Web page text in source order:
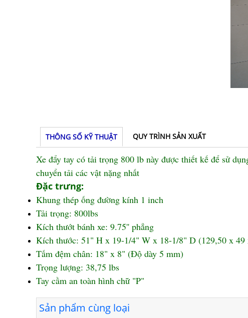
THÔNG SỐ KỸ THUẬT QUY TRÌNH SẢN XUẤT
Xe đẩy tay có tải trọng 800 lb này được thiết kế để sử
chuyển tải các vật nặng nhất
Đặc trưng:
Khung thép ống đường kính 1 inch
Tải trọng: 800lbs
Kích thướt bánh xe: 9.75'' phẳng
Kích thước: 51" H x 19-1/4" W x 18-1/8" D (129,50 x 49
Tấm đệm chân: 18" x 8" (Độ dày 5 mm)
Trọng lượng: 38,75 lbs
Tay cầm an toàn hình chữ "P"
Sản phẩm cùng loại